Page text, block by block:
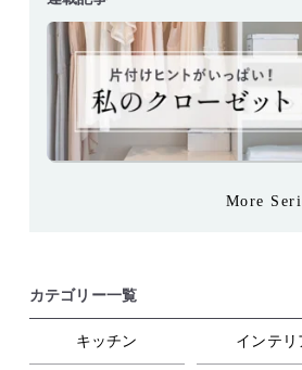
More
カテゴリー一覧
キッチン インテリ